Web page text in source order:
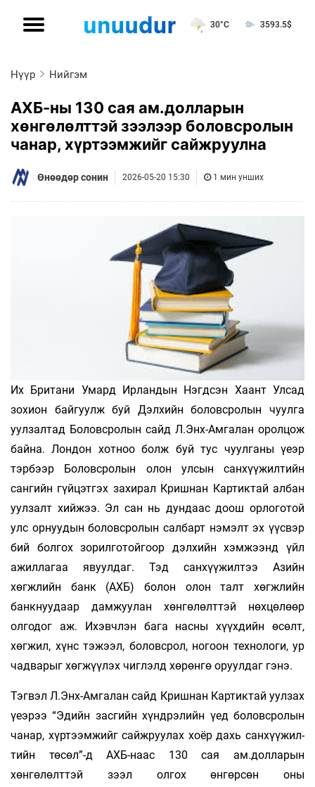
30°C 3593.5$
Нүүр Нийгэм
АХБ-ны 130 сая ам.долларын
хөнгөлөлттэй зээлээр боловсролын
чанар, хүртээмжийг сайжруулна
Өнөөдөр сонин 2026-05-20 15:30 1 мин унших
Их Британи Умард Ирландын Нэгдсэн Хаант Улсад
зохион байгуулж буй Дэл­хийн боловсролын чуулга
уулзалтад Бол­овсролын сайд Л.Энх-Амгалан оролцож
байна. Лондон хотноо болж буй тус чуулганы үеэр
тэрбээр Боловсролын олон улсын санхүүжилтийн
сангийн гүйцэтгэх захирал Кришнан Картиктай албан
уулзалт хийжээ. Эл сан нь дундаас доош орлоготой
улс орнуудын боловсролын салбарт нэмэлт эх үүсвэр
бий болгох зорилготойгоор дэлхийн хэмжээнд үйл
ажиллагаа явуулдаг. Тэд санхүүжилтээ Азийн
хөгжлийн банк (АХБ) болон олон талт хөгжлийн
банкнуудаар дам­жуулан хөнгөлөлттэй нөхцөлөөр
олгодог аж. Ихэвчлэн бага насны хүүхдийн өсөлт,
хөгжил, хүнс тэжээл, боловсрол, ногоон технологи, ур
чадварыг хөгжүүлэх чиглэлд хөрөнгө оруулдаг гэнэ.
Тэгвэл Л.Энх-Амгалан сайд Кришнан Кар­тиктай уулзах
үеэрээ “Эдийн засгийн хүнд­рэлийн үед боловсролын
чанар, хүртээм­жийг сайжруулах хоёр дахь сан­хүүжил­
тийн төсөл”-д АХБ-наас 130 сая ам.долларын
хөнгөлөлттэй зээл олгох өнгөрсөн оны